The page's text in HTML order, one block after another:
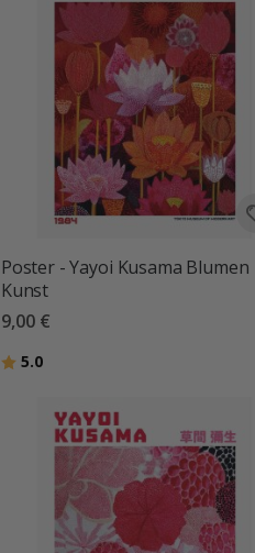
Poster - Yayoi Kusama Blumen
Kunst
9,00 €
Bewertung:
5.0von 5 Sternen